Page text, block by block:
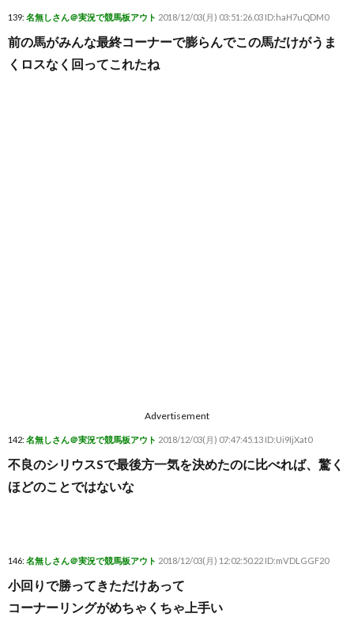
139: 名無しさん＠実況で競馬板アウト 2018/12/03(月) 03:51:26.03 ID:haH7uQDM0
前の馬がみんな最終コーナーで膨らんでこの馬だけがうま
くロスなく回ってこれたね
Advertisement
142: 名無しさん＠実況で競馬板アウト 2018/12/03(月) 07:47:45.13 ID:Ui9IjXat0
不良のシリウスSで最後方一気を決めたのに比べれば、驚く
ほどのことではないな
146: 名無しさん＠実況で競馬板アウト 2018/12/03(月) 12:02:50.22 ID:mVDLGGF20
小回りで勝ってきただけあって
コーナーリングがめちゃくちゃ上手い